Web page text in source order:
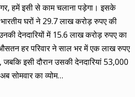
हमें इसी से काम चलाना पड़ेगा। इसके
घरों ने 29.7 लाख करोड़ रुपए की
देनदारियों में 15.6 लाख करोड़ रुपए का
हर परिवार ने साल भर में एक लाख रुपए
जबकि इसी दौरान उसकी देनदारियां 53,000
सोमवार का व्योम…